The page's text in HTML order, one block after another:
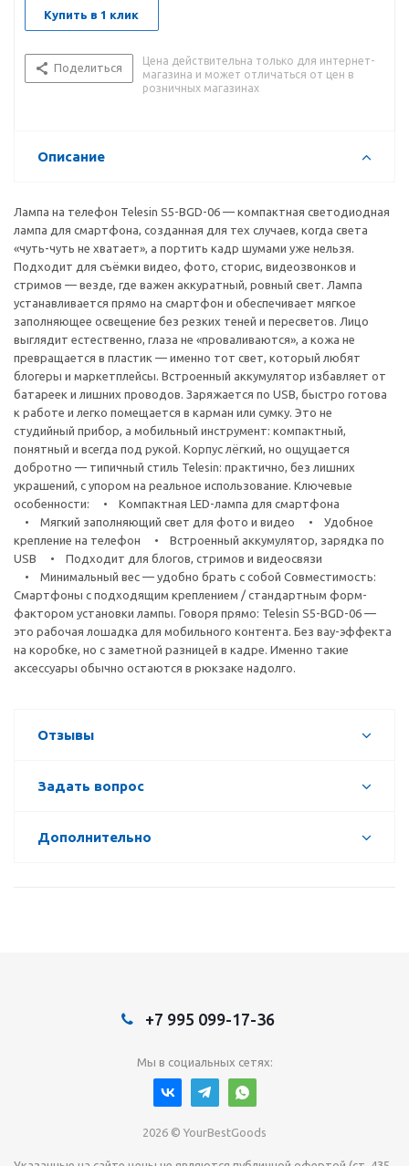
Купить в 1 клик
Поделиться
Цена действительна только для интернет-
магазина и может отличаться от цен в
розничных магазинах
Описание
Лампа на телефон Telesin S5-BGD-06 — компактная светодиодная
лампа для смартфона, созданная для тех случаев, когда света
«чуть-чуть не хватает», а портить кадр шумами уже нельзя.
Подходит для съёмки видео, фото, сторис, видеозвонков и
стримов — везде, где важен аккуратный, ровный свет. Лампа
устанавливается прямо на смартфон и обеспечивает мягкое
заполняющее освещение без резких теней и пересветов. Лицо
выглядит естественно, глаза не «проваливаются», а кожа не
превращается в пластик — именно тот свет, который любят
блогеры и маркетплейсы. Встроенный аккумулятор избавляет от
батареек и лишних проводов. Заряжается по USB, быстро готова
к работе и легко помещается в карман или сумку. Это не
студийный прибор, а мобильный инструмент: компактный,
понятный и всегда под рукой. Корпус лёгкий, но ощущается
добротно — типичный стиль Telesin: практично, без лишних
украшений, с упором на реальное использование. Ключевые
особенности: • Компактная LED-лампа для смартфона
• Мягкий заполняющий свет для фото и видео • Удобное
крепление на телефон • Встроенный аккумулятор, зарядка по
USB • Подходит для блогов, стримов и видеосвязи
• Минимальный вес — удобно брать с собой Совместимость:
Смартфоны с подходящим креплением / стандартным форм-
фактором установки лампы. Говоря прямо: Telesin S5-BGD-06 —
это рабочая лошадка для мобильного контента. Без вау-эффекта
на коробке, но с заметной разницей в кадре. Именно такие
аксессуары обычно остаются в рюкзаке надолго.
Отзывы
Задать вопрос
Дополнительно
+7 995 099-17-36
Мы в социальных сетях:
2026 © YourBestGoods